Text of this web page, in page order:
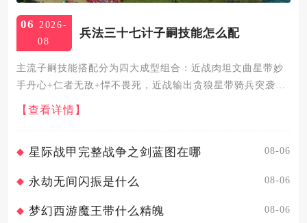
06
2026-
08
兵法三十七计子嗣技能怎么配
主流子嗣技能搭配分为四大成型组合：近战肉坦文曲星带妙
手丹心+仁者无敌+悍不畏死，近战输出贪狼星带骑兵突袭
+威吓+反骨，平民远程天蓬星带苍狼啸+无极兵法+怒战不
休，顶配远程武曲星搭配劳燕分飞+不死之身+睚眦必报，所
【查看详情】
星际战甲完整战争之剑蓝图在哪 08-06
永劫无间闪振是什么 08-06
梦幻西游魔王带什么精魄 08-06